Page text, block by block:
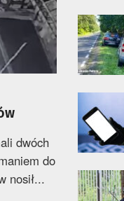
dwóch
do
nosił...